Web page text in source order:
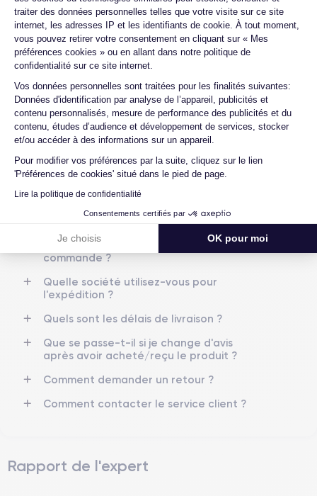
traiter des données personnelles telles que votre visite sur ce site
internet, les adresses IP et les identifiants de cookie. À tout moment,
vous pouvez retirer votre consentement en cliquant sur « Mes
préférences cookies » ou en allant dans notre politique de
confidentialité sur ce site internet.
Vos données personnelles sont traitées pour les finalités suivantes:
Données d'identification par analyse de l’appareil, publicités et
contenu personnalisés, mesure de performance des publicités et du
contenu, études d’audience et développement de services, stocker
et/ou accéder à des informations sur un appareil.
Pour modifier vos préférences par la suite, cliquez sur le lien
'Préférences de cookies' situé dans le pied de page.
Lire la politique de confidentialité
Consentements certifiés par
Je choisis OK pour moi
Axeptio consent
150x75.7x8.3 mm 194 g
Écran
IPS LCD 6.1 pouces
Résolution écran
1792 x 828 pixels
RAM
4 GO
Mémoire interne
64,128,256 GO
Nom de la puce
Apple A13 Bionic
Nombre de cœurs
6
Nom GPU Fréq. processeur
Caméra Frontale
Résolution vidéo
4K - 3840x2160px
3046 mAh Nano-SIM + eSIM
Réseau mobile
Débloqué
smartphone, consulter lafiche technique de l'iPhone 11.
reconditionné ?
Proposez-vous une assurance en cas de
casse due à des chocs ou à des chutes ?
les batteries ?
Quels sont les accessoires inclus dans la
commande ?
Quelles garanties offrez-vous sur vos
produits ?
Est-il possible de payer l'iPhone 11 en
Que se passe-t-il après avoir passé la
commande ?
Quelle société utilisez-vous pour
l'expédition ?
Quels sont les délais de livraison ?
Que se passe-t-il si je change d'avis
après avoir acheté/reçu le produit ?
Comment demander un retour ?
Comment contacter le service client ?
Rapport de l'expert